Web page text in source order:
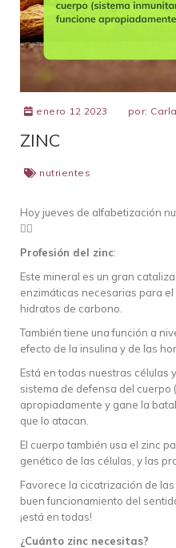
enero 12 2023 por:
ZINC
nutrientes
Hoy jueves de alfabetización
👇🏽
Profesión del zinc:
Este mineral es un gran
enzimáticas necesarias para
hidratos de carbono.
También tiene una función a
efecto de la insulina y de las
Está en todas nuestras células
sistema de defensa del cuerpo
apropiadamente y gane la
que lo atacan.
El cuerpo también usa el zinc
genético de las células, y las
Favorece la cicatrización de
buen funcionamiento del
¡está en todas!
¿Cuánto zinc necesitas?